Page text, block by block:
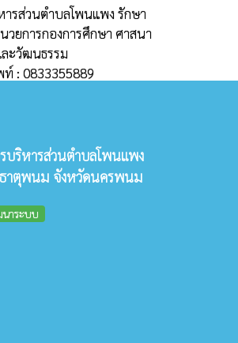
รส่วนตำบลโพนแพง รักษา
วยการกองการศึกษา ศาสนา
ะวัฒนธรรม
ท์ : 0833355889
บริหารส่วนตำบลโพนแพง
ธาตุพนม จังหวัดนครพนม
าระบบ